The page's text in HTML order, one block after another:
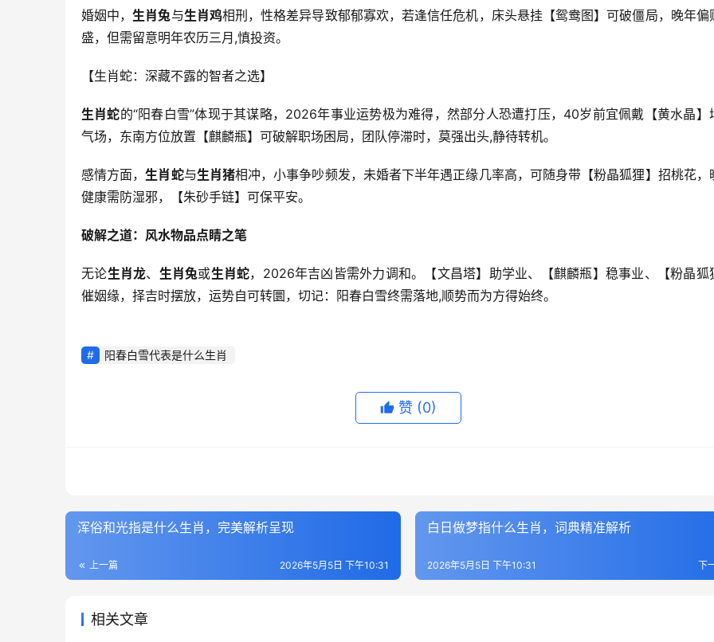
婚姻中，生肖兔与生肖鸡相刑，性格差异导致郁郁寡欢，若逢信任危机，床头悬挂【鸳鸯图】可破僵局，晚年偏
盛，但需留意明年农历三月,慎投资。
【生肖蛇：深藏不露的智者之选】
生肖蛇的“阳春白雪”体现于其谋略，2026年事业运势极为难得，然部分人恐遭打压，40岁前宜佩戴【黄水晶】
气场，东南方位放置【麒麟瓶】可破解职场困局，团队停滞时，莫强出头,静待转机。
感情方面，生肖蛇与生肖猪相冲，小事争吵频发，未婚者下半年遇正缘几率高，可随身带【粉晶狐狸】招桃花，
健康需防湿邪，【朱砂手链】可保平安。
破解之道：风水物品点睛之笔
无论生肖龙、 生肖兔或生肖蛇，2026年吉凶皆需外力调和。【文昌塔】助学业、【麒麟瓶】稳事业、【粉晶狐
催姻缘，择吉时摆放，运势自可转圜，切记：阳春白雪终需落地,顺势而为方得始终。
阳春白雪代表是什么生肖
赞 (0)
浑俗和光指是什么生肖，完美解析呈现
上一篇 2026年5月5日 下午10:31
白日做梦指什么生肖，词典精准解析
下
2026年5月5日 下午10:31
相关文章